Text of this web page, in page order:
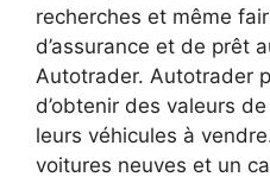
recherches et même
d’assurance et de prêt
Autotrader. Autotrader
d’obtenir des valeurs
leurs véhicules à
voitures neuves et un